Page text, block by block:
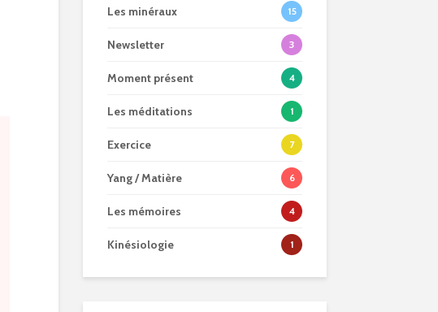
Les minéraux 15
Newsletter 3
Moment présent 4
Les méditations 1
Exercice 7
Yang / Matière 6
Les mémoires 4
Kinésiologie 1